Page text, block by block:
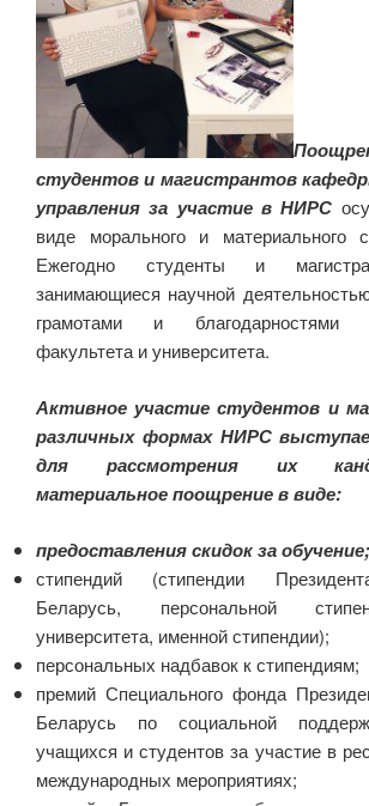
студентов и магистрантов
управления за участие в НИРС
виде морального и материального
Ежегодно студенты и
занимающиеся научной
грамотами и благодарностями
факультета и университета.
Активное участие студентов и
различных формах НИРС
для рассмотрения их
материальное поощрение в виде:
предоставления скидок за обучение;
стипендий (стипендии
Беларусь, персональной
университета, именной стипендии);
персональных надбавок к стипендиям;
премий Специального фонда
Беларусь по социальной
учащихся и студентов за участие в
международных мероприятиях;